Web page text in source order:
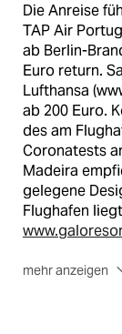
Die Anreise
TAP Air
ab Berlin-
Euro return.
Lufthansa
ab 200 Euro.
des am
Coronatests
Madeira
gelegene
Flughafen
mehr anzeigen